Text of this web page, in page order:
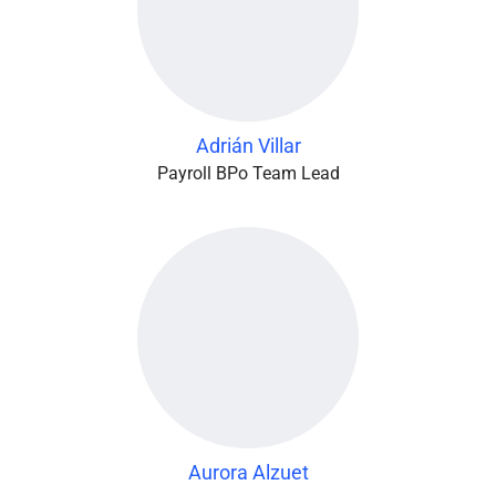
Adrián Villar
Payroll BPo Team Lead
Aurora Alzuet